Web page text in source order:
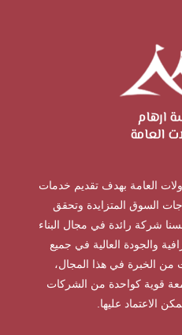
العامة بهدف تقديم خدمات
السوق المتزايدة وتحقق
شركة رائدة في مجال البناء
والجودة العالية في جميع
من الخبرة في هذا المجال،
قوية كواحدة من الشركات
الاعتماد عليها.